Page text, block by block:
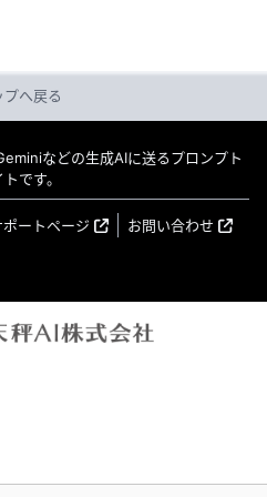
プへ戻る
などの生成AIに送るプロンプト
です。
ポートページ
お問い合わせ